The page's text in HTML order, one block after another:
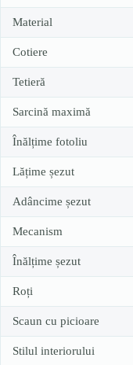
Material
Cotiere
Tetieră
Sarcină maximă
Înălțime fotoliu
Lățime șezut
Adâncime șezut
Mecanism
Înălțime șezut
Roți
Scaun cu picioare
Stilul interiorului